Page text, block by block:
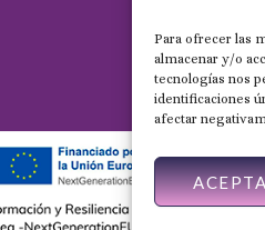
Para ofrecer las
almacenar y/o
tecnologías nos
identificaciones
afectar